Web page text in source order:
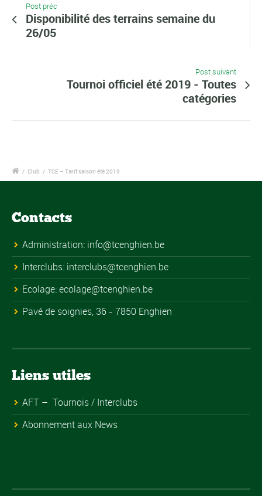
Post préc
Disponibilité des terrains semaine du
26/05
Post suivant
Tournoi officiel été 2019 - Toutes
catégories
/ Club / TCE – Tarif saison été 2019
Contacts
Administration: info@tcenghien.be
Interclubs: interclubs@tcenghien.be
Ecolage:ecolage@tcenghien.be
Pavé de soignies, 36 - 7850 Enghien
Liens utiles
AFT – Tournois / Interclubs
Abonnement aux News